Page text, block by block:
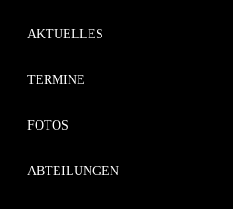
AKTUELLES
TERMINE
FOTOS
ABTEILUNGEN